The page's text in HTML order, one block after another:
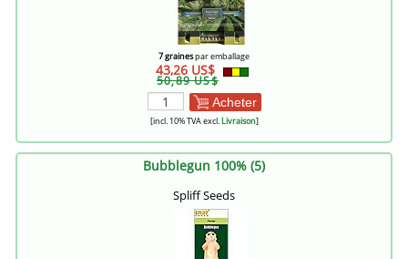
7 grainespar emballage
43,26 US$
50,89 US$
Acheter
[incl. 10% TVA excl.Livraison]
Bubblegun 100% (5)
Spliff Seeds